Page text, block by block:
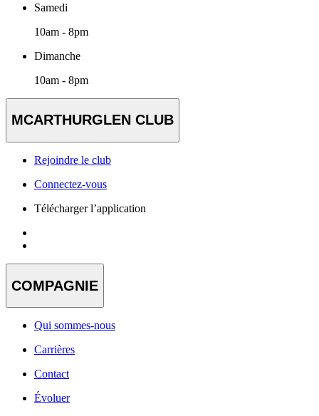
Samedi
10am - 8pm
Dimanche
10am - 8pm
MCARTHURGLEN CLUB
Rejoindre le club
Connectez-vous
Télécharger l’application
COMPAGNIE
Qui sommes-nous
Carrières
Contact
Évoluer